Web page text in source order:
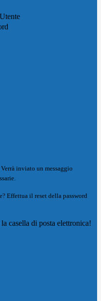
Verrà inviato un messaggio
Effettua il reset della password
casella di posta elettronica!